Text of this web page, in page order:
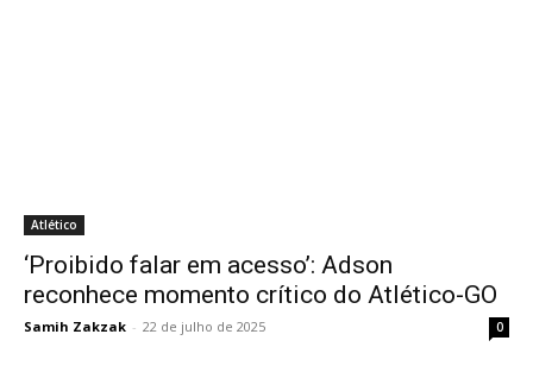
Atlético
‘Proibido falar em acesso’: Adson
reconhece momento crítico do Atlético-GO
Samih Zakzak - 22 de julho de 2025 0